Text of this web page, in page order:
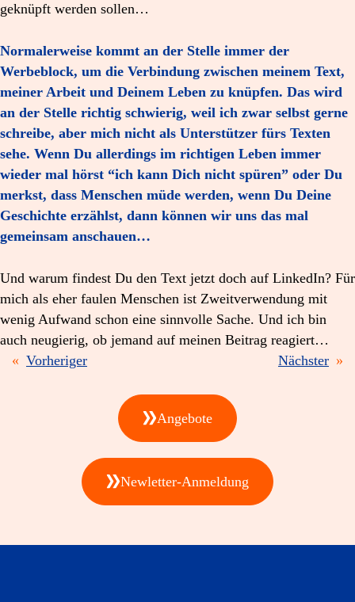
geknüpft werden sollen…
Normalerweise kommt an der Stelle immer der
Werbeblock, um die Verbindung zwischen meinem Text,
meiner Arbeit und Deinem Leben zu knüpfen. Das wird
an der Stelle richtig schwierig, weil ich zwar selbst gerne
schreibe, aber mich nicht als Unterstützer fürs Texten
sehe. Wenn Du allerdings im richtigen Leben immer
wieder mal hörst “ich kann Dich nicht spüren” oder Du
merkst, dass Menschen müde werden, wenn Du Deine
Geschichte erzählst, dann können wir uns das mal
gemeinsam anschauen…
Und warum findest Du den Text jetzt doch auf LinkedIn? Für
mich als eher faulen Menschen ist Zweitverwendung mit
wenig Aufwand schon eine sinnvolle Sache. Und ich bin
auch neugierig, ob jemand auf meinen Beitrag reagiert…
« Vorheriger Nächster »
Angebote
Newletter-Anmeldung